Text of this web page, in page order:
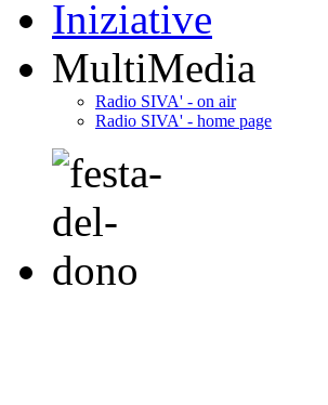
Iniziative
MultiMedia
Radio SIVA' - on air
Radio SIVA' - home page